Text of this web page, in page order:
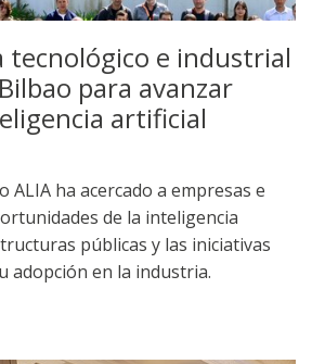
tecnológico e industrial
para avanzar
artificial
ALIA ha acercado a empresas e
de la inteligencia
públicas y las iniciativas
adopción en la industria.